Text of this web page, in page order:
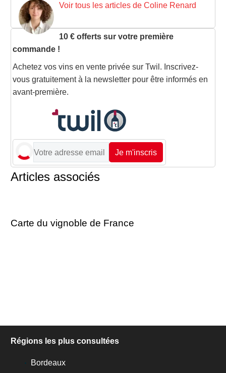
Voir tous les articles de Coline Renard
10 € offerts sur votre première
commande !
Achetez vos vins en vente privée sur Twil. Inscrivez-
vous gratuitement à la newsletter pour être informés en
avant-première.
Je m'inscris
Articles associés
Carte du vignoble de France
Régions les plus consultées
Bordeaux